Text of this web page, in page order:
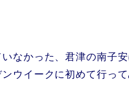
なかった、君津の南子
ウイークに初めて行って